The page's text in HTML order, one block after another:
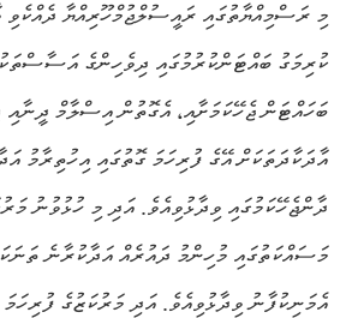
މި ރަސްމިއްޔާތުގައި ރައީސުލްޖުމްހޫރިއްޔާ ދެއްކެވި
ކުރިމަގު ބައްޓަންކުރުމުގައި ދިވެހިންގެ
ބަހައްޓަން ޖެހޭކަމަށާއި، އެގޮތުން އިސްލާމް
އާދަކާދަތަކަށް އޭގެ ފުރިހަމަ ގޮތުގައި އިހުތިރާމު
ދާންޖެހޭކަމުގައި ވިދާޅުވިއެވެ. އަދި މި ހުޅުވުނު
މަސައްކަތުގައި މުހިންމު ދައުރެއް އަދާކުރާނެ
އެމަނިކުފާނު ވިދާޅުވިއެވެ. އަދި މަރުކަޒުގެ